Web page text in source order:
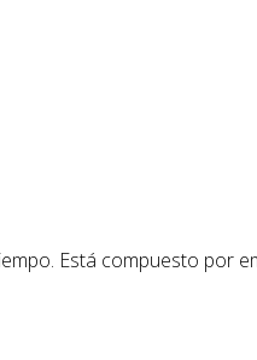
Está compuesto por